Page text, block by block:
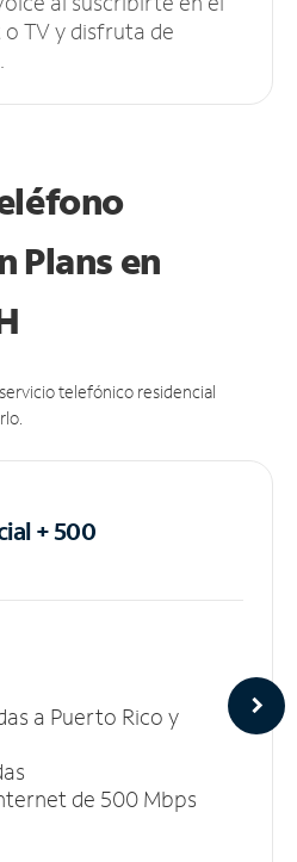
TV y disfruta de
Plans en
telefónico residencial
+ 500
a Puerto Rico y
de 500 Mbps